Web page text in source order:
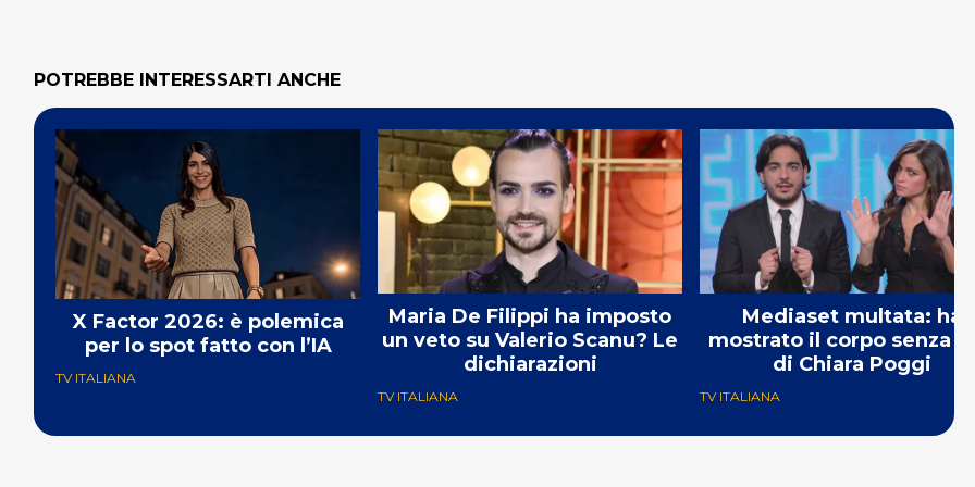
POTREBBE INTERESSARTI ANCHE
X Factor 2026: è polemica
per lo spot fatto con l’IA
TV ITALIANA
Maria De Filippi ha imposto
un veto su Valerio Scanu? Le
dichiarazioni
TV ITALIANA
Mediaset multata: ha
mostrato il corpo senza
di Chiara Poggi
TV ITALIANA